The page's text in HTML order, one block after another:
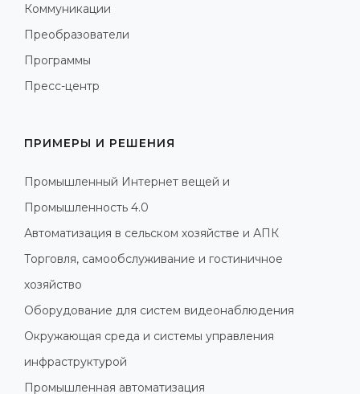
Коммуникации
Преобразователи
Программы
Пресс-центр
ПРИМЕРЫ И РЕШЕНИЯ
Промышленный Интернет вещей и
Промышленность 4.0
Автоматизация в сельском хозяйстве и АПК
Торговля, самообслуживание и гостиничное
хозяйство
Оборудование для систем видеонаблюдения
Окружающая среда и системы управления
инфраструктурой
Промышленная автоматизация